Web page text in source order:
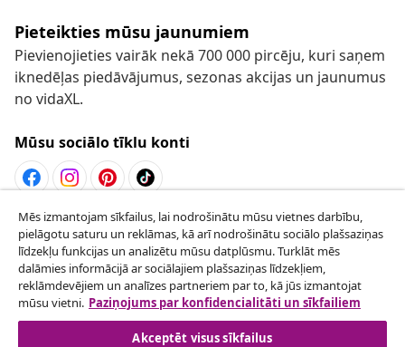
Pieteikties mūsu jaunumiem
Pievienojieties vairāk nekā 700 000 pircēju, kuri saņem
iknedēļas piedāvājumus, sezonas akcijas un jaunumus
no vidaXL.
Mūsu sociālo tīklu konti
Atteikties no līguma
Iesniegt pieprasījumu par atteikšanos no
pasūtījuma.
Atteikties no līguma
Mēs izmantojam sīkfailus, lai nodrošinātu mūsu vietnes darbību,
pielāgotu saturu un reklāmas, kā arī nodrošinātu sociālo plašsaziņas
līdzekļu funkcijas un analizētu mūsu datplūsmu. Turklāt mēs
dalāmies informācijā ar sociālajiem plašsaziņas līdzekļiem,
reklāmdevējiem un analīzes partneriem par to, kā jūs izmantojat
mūsu vietni. Paziņojums par konfidencialitāti un sīkfailiem
Akceptēt visus sīkfailus